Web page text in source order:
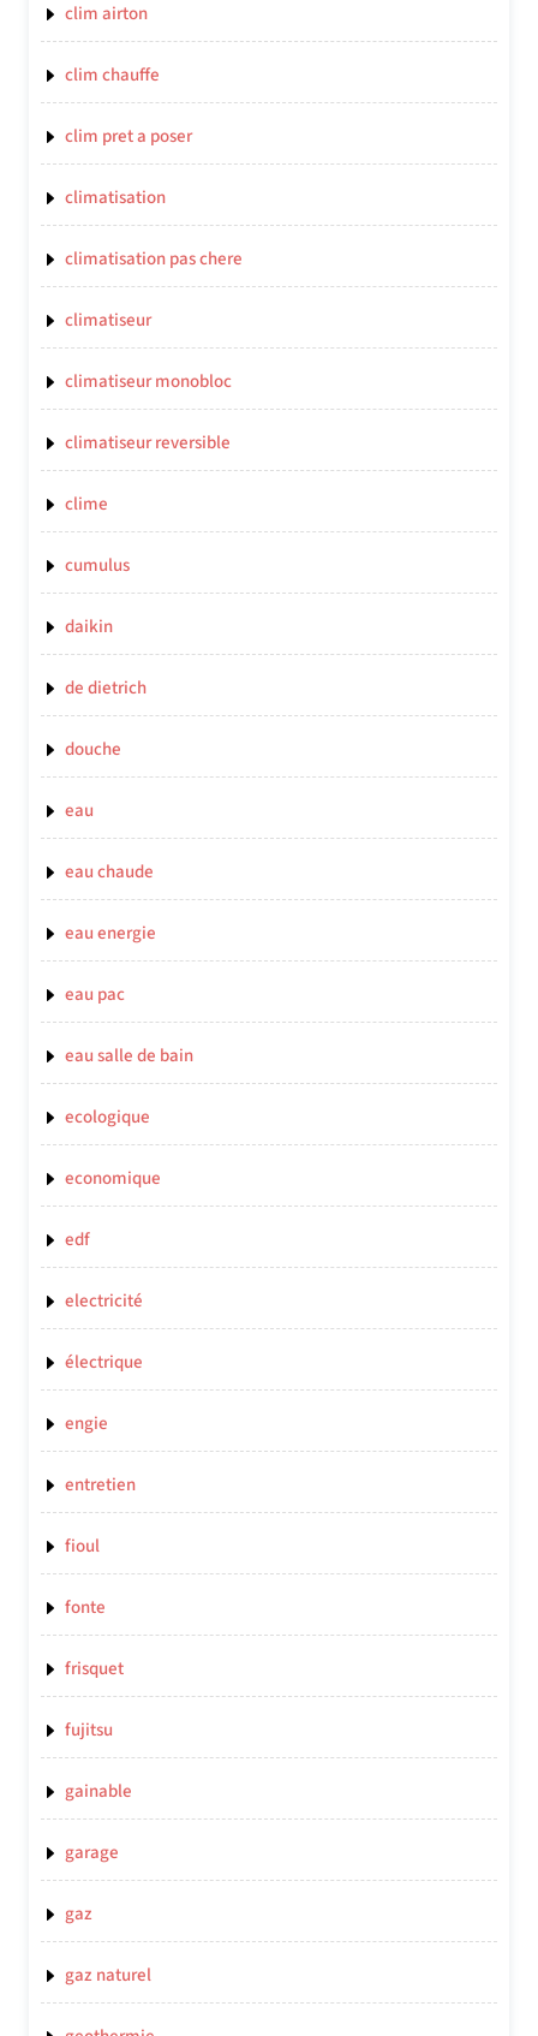
clim airton
clim chauffe
clim pret a poser
climatisation
climatisation pas chere
climatiseur
climatiseur monobloc
climatiseur reversible
clime
cumulus
daikin
de dietrich
douche
eau
eau chaude
eau energie
eau pac
eau salle de bain
ecologique
economique
edf
electricité
électrique
engie
entretien
fioul
fonte
frisquet
fujitsu
gainable
garage
gaz
gaz naturel